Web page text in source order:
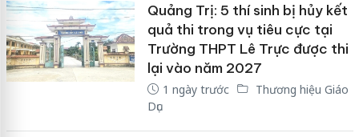
Quảng Trị: 5 thí sinh bị hủy kết
quả thi trong vụ tiêu cực tại
Trường THPT Lê Trực được thi
lại vào năm 2027
1 ngày trước
Thương hiệu Giáo
Dục